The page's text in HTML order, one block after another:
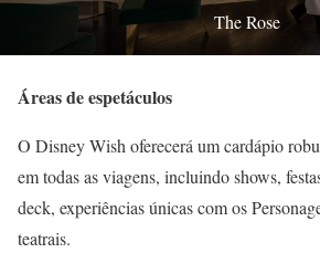
The Rose
Áreas de espetáculos
O Disney Wish oferecerá um cardápio
em todas as viagens, incluindo shows,
deck, experiências únicas com os
teatrais.